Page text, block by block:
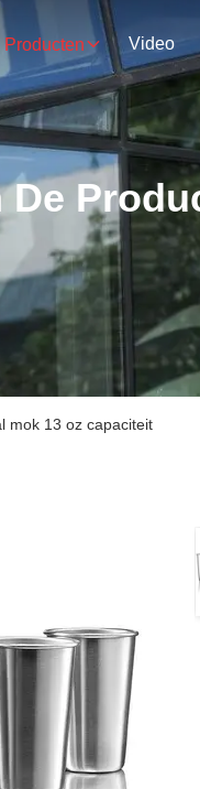
Producten Video
mok 13 oz capaciteit